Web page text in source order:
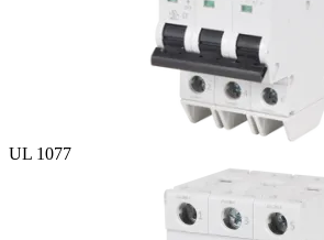
UL 1077